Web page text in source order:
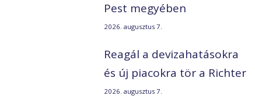
Pest megyében
2026. augusztus 7.
Reagál a devizahatásokra
és új piacokra tör a Richter
2026. augusztus 7.